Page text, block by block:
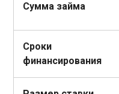
Сумма займа
Сроки
финансирования